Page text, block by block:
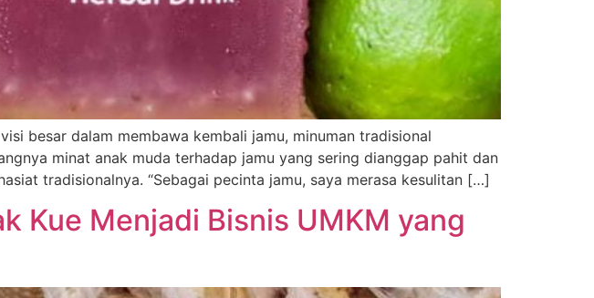
besar dalam membawa kembali jamu, minuman tradisional
minat anak muda terhadap jamu yang sering dianggap pahit dan
tradisionalnya. “Sebagai pecinta jamu, saya merasa kesulitan […]
Kue Menjadi Bisnis UMKM yang